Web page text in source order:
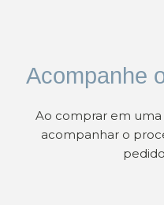
Acompanhe
Ao comprar em uma
acompanhar o